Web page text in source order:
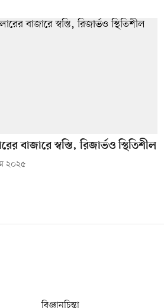
বাজারে স্বস্তি, রিজার্ভও স্থিতিশীল
২০২৫